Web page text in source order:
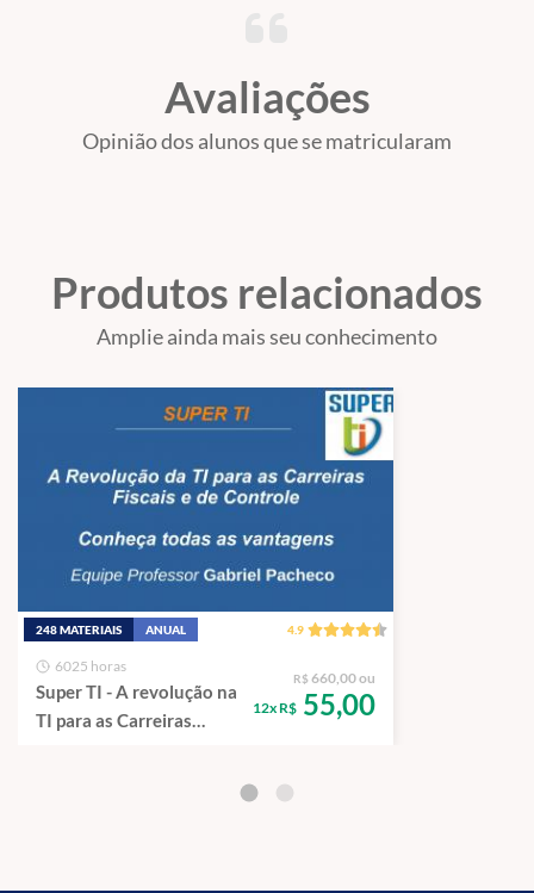
Avaliações
Opinião dos alunos que se matricularam
Produtos relacionados
Amplie ainda mais seu conhecimento
248 MATERIAIS ANUAL 4.9
6025 horas
Super TI - A revolução na
TI para as Carreiras
R$ 660,00 ou
12x R$ 55,00